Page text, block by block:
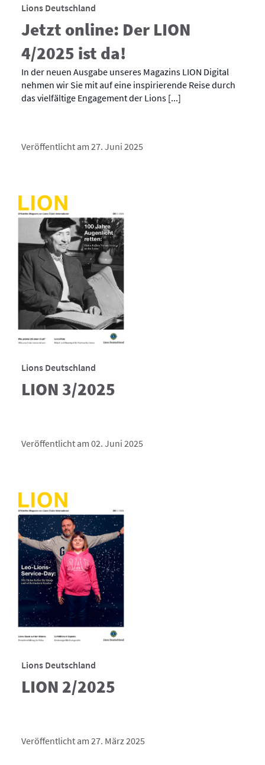
Lions Deutschland
Jetzt online: Der LION
4/2025 ist da!
In der neuen Ausgabe unseres Magazins LION Digital
nehmen wir Sie mit auf eine inspirierende Reise durch
das vielfältige Engagement der Lions [...]
Veröffentlicht am 27. Juni 2025
Lions Deutschland
LION 3/2025
Veröffentlicht am 02. Juni 2025
Lions Deutschland
LION 2/2025
Veröffentlicht am 27. März 2025